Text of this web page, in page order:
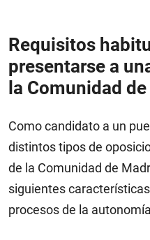
Requisitos
presentarse a
la Comunidad
Como candidato a un
distintos tipos de
de la Comunidad de
siguientes
procesos de la